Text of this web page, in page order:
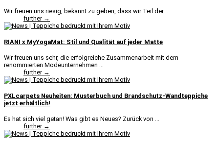
Wir freuen uns riesig, bekannt zu geben, dass wir Teil der ...
further →
RIANI x MyYogaMat: Stil und Qualität auf jeder Matte
Wir freuen uns sehr, die erfolgreiche Zusammenarbeit mit dem
renommierten Modeunternehmen ...
further →
PXLcarpets Neuheiten: Musterbuch und Brandschutz-Wandteppiche
jetzt erhältlich!
Es hat sich viel getan! Was gibt es Neues? Zurück von ...
further →